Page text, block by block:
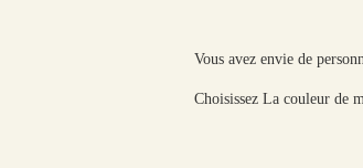
Vous avez envie de
Choisissez La couleur de